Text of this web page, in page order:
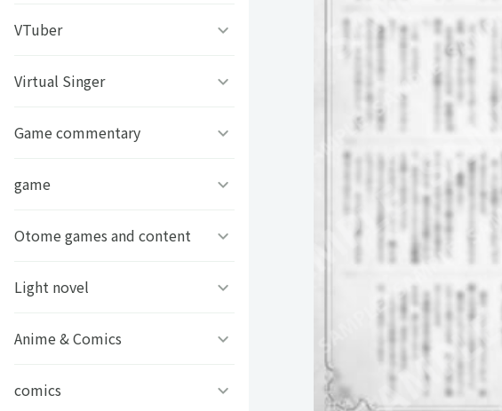
うちわ背景
写真撮影背景
うちわ文字プリント
GIFUSHO 岐阜県立岐阜商
芸艸堂 推し祈願お守り
すとぷり
すにすて - SneakerStep
めておら - Meteorites -
騎士X - Knight X -
とぅるりぷ - True&Lip
ねこほうチャンネル
ぼくたちのあそびば
ププ
豆柴富とのふたり暮らし
VTuber
VASE
クラーテイル
ななし学園 方言研究会
描乃EMOイラストシリーズ
Art Stone Entertainment
Virtual Singer
TOKYO6キャラクターズ
Game commentary
アマル
さんちゃんく！
ストグラカップル
モノパスイーツフェス
game
フライハイトクラウディア
ゲームその他
アイドルデスゲームTV
原神
Otome games and content
Clock over ORQUESTA
ときめきメモリアル Girl’s
Light novel
ビーンズ文庫24周年
MFブックス
Anime & Comics
聖女の魔力は万能です
comics